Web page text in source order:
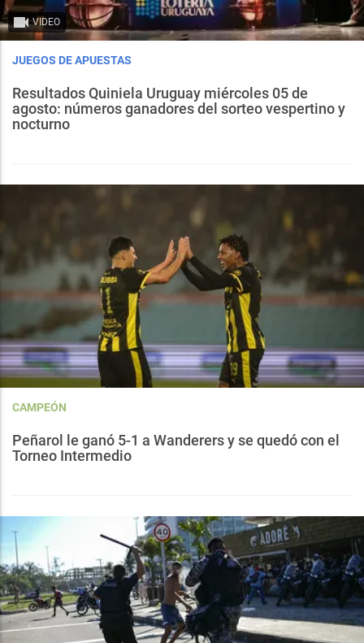
VIDEO
JUEGOS DE APUESTAS
Resultados Quiniela Uruguay miércoles 05 de
agosto: números ganadores del sorteo vespertino y
nocturno
CAMPEÓN
Peñarol le ganó 5-1 a Wanderers y se quedó con el
Torneo Intermedio